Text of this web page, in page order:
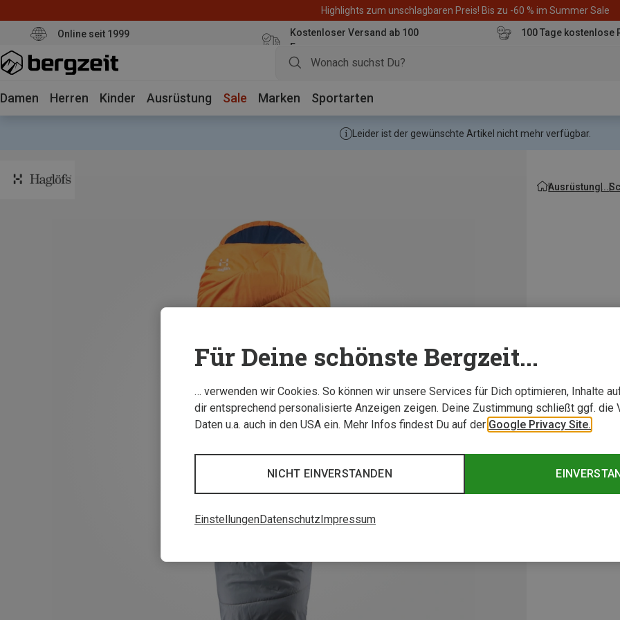
Highlights zum unschlagbaren Preis! Bis zu -60 % im Summer Sale
Online seit 1999
Kostenloser Versand ab 100
Euro
100 Tage kostenlose
Damen Herren Kinder Ausrüstung Sale Marken Sportarten
Leider ist der gewünschte Artikel nicht mehr verfügbar.
Ausrüstung
Für Deine schönste Bergzeit...
… verwenden wir Cookies. So können wir unsere Services für Dich optimieren, Inhalte
dir entsprechend personalisierte Anzeigen zeigen. Deine Zustimmung schließt ggf. die
Daten u.a. auch in den USA ein. Mehr Infos findest Du auf der Google Privacy Site.
NICHT EINVERSTANDEN
EinstellungenDatenschutz Impressum